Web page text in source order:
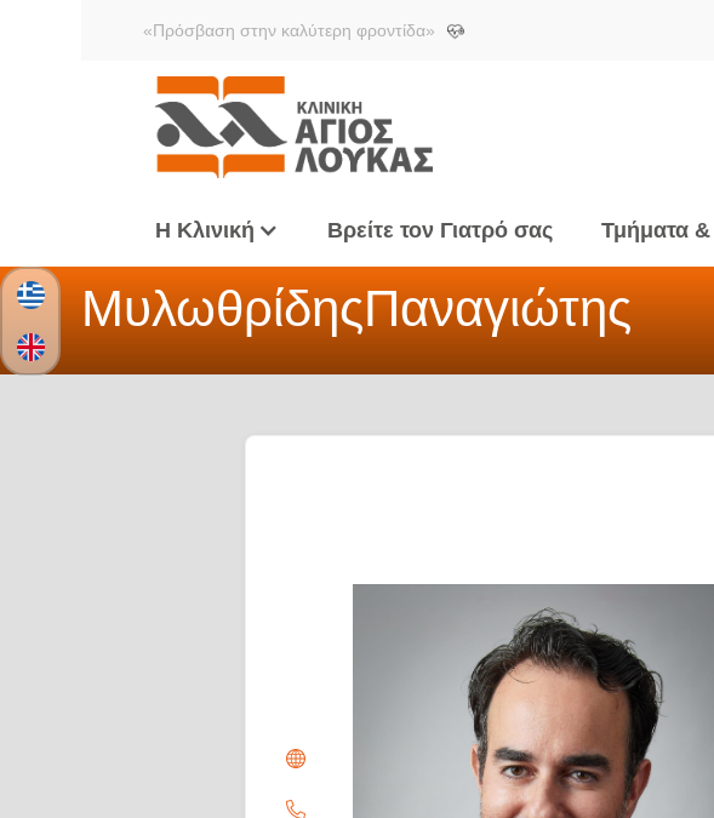
«Πρόσβαση στην καλύτερη φροντίδα»
Η Κλινική Βρείτε τον Γιατρό σας Τμήματα
ΜυλωθρίδηςΠαναγιώτης